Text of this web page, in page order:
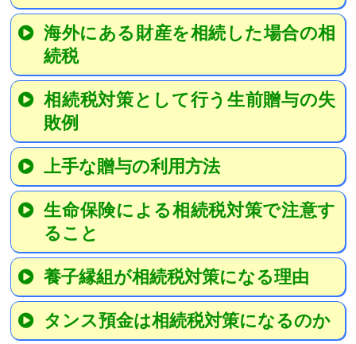
海外にある財産を相続した場合の相
続税
相続税対策として行う生前贈与の失
敗例
上手な贈与の利用方法
生命保険による相続税対策で注意す
ること
養子縁組が相続税対策になる理由
タンス預金は相続税対策になるのか